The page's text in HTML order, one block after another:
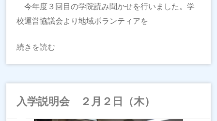
今年度３回目の学院読み聞かせを行いました。学
校運営協議会より地域ボランティアを
続きを読む
入学説明会 ２月２日（木）